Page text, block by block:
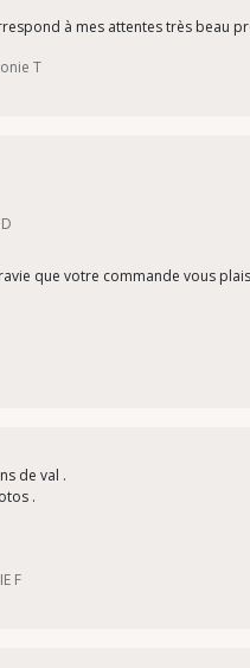
à mes attentes très beau
T
que votre commande vous
de val .
.
F